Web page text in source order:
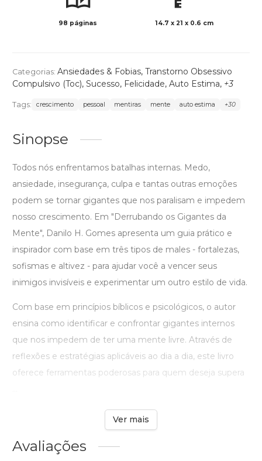
98 páginas 14.7 x 21 x 0.6 cm
Categorias: Ansiedades & Fobias, Transtorno Obsessivo
Compulsivo (Toc), Sucesso, Felicidade, Auto Estima, +3
Tags: crescimento pessoal mentiras mente auto estima +30
Sinopse
Todos nós enfrentamos batalhas internas. Medo,
ansiedade, insegurança, culpa e tantas outras emoções
podem se tornar gigantes que nos paralisam e impedem
nosso crescimento. Em "Derrubando os Gigantes da
Mente", Danilo H. Gomes apresenta um guia prático e
inspirador com base em três tipos de males - fortalezas,
sofismas e altivez - para ajudar você a vencer seus
inimigos invisíveis e experimentar um outro estilo de vida.
Com base em princípios bíblicos e psicológicos, o autor
ensina como identificar e confrontar gigantes internos
que nos impedem de ter uma mente livre. Através de
reflexões e estratégias aplicáveis ao dia a dia, este livro
oferece ferramentas poderosas para quem deseja supera
Ver mais
Avaliações